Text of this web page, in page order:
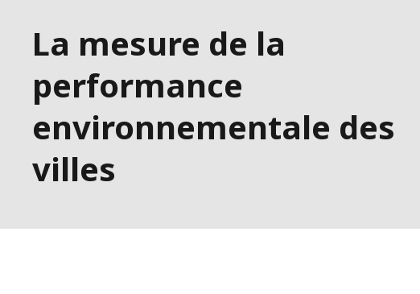
CAMPUS
FONDATION
INSTITUT
La mesure de la
performance
environnementale des
villes